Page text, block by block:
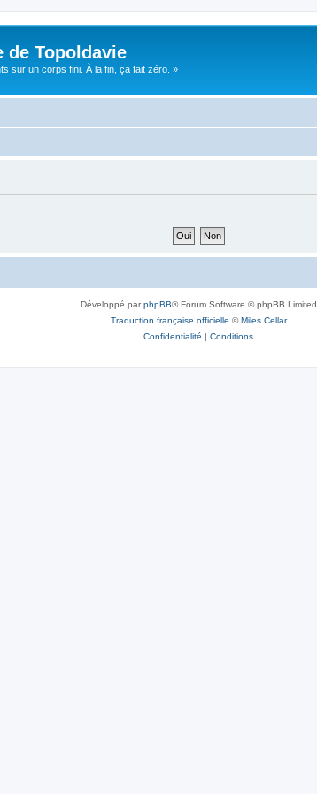
de Topoldavie
sur un corps fini. À la fin, ça fait zéro. »
Développé parphpBB® Forum Software © phpBB Limited
Traduction française officielle ©Miles Cellar
Confidentialité | Conditions